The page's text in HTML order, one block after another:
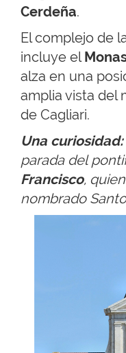
Cerdeña.
El complejo de
incluye el
alza en una
amplia vista del
de Cagliari.
Una curiosidad:
parada del
Francisco,
nombrado